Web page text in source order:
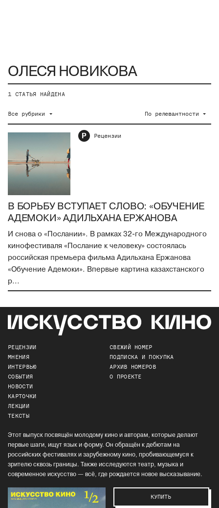
1 СТАТЬЯ НАЙДЕНА
Все рубрики По релевантности
Р Рецензии
В БОРЬБУ ВСТУПАЕТ СЛОВО: «ОБУЧЕНИЕ
АДЕМОКИ» АДИЛЬХАНА ЕРЖАНОВА
И снова о «Послании». В рамках 32-го Международного
кинофестиваля «Послание к человеку» состоялась
российская премьера фильма Адильхана Ержанова
«Обучение Адемоки». Впервые картина казахстанского
р...
РЕЦЕНЗИИ
МНЕНИЯ
ИНТЕРВЬЮ
СОБЫТИЯ
НОВОСТИ
КАРТОЧКИ
ЛЕКЦИИ
ТЕКСТЫ
СВЕЖИЙ НОМЕР
ПОДПИСКА И ПОКУПКА
АРХИВ НОМЕРОВ
О ПРОЕКТЕ
Этот выпуск посвящён молодому кино и авторам, которые делают
первые шаги, ищут язык и форму. Он обращён к дебютам на
российских фестивалях и зарубежному кино, пробивающемуся к
зрителю сквозь границы. Также исследуются театр, музыка и
современное искусство — всё, где рождается новое высказывание.
КУПИТЬ